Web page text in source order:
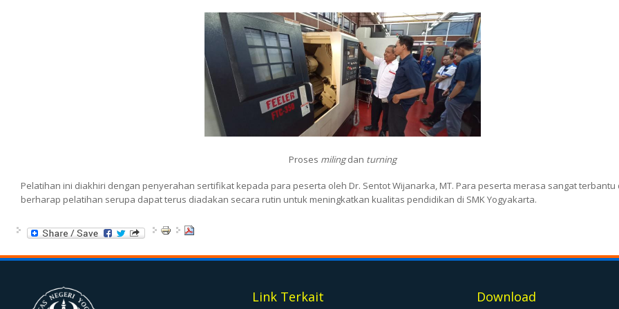
Proses milingdan turning
Pelatihan ini diakhiri dengan penyerahan sertifikat kepada para peserta oleh Dr. Sentot Wijanarka, MT. Para peserta merasa sangat terbantu
berharap pelatihan serupa dapat terus diadakan secara rutin untuk meningkatkan kualitas pendidikan di SMK Yogyakarta.
Link Terkait Download